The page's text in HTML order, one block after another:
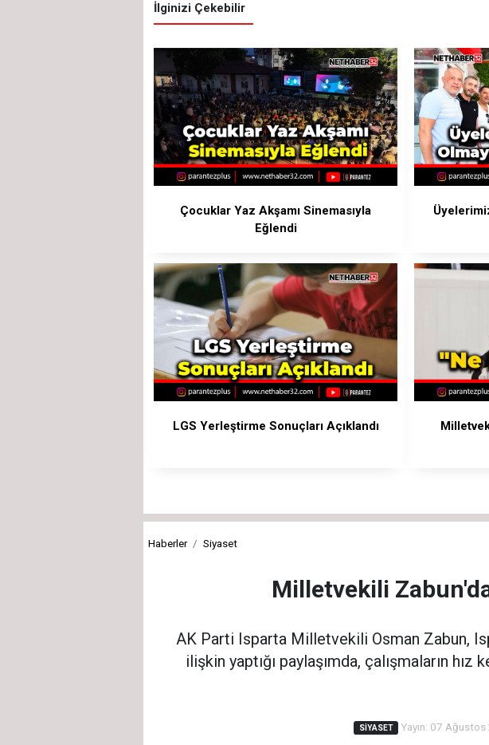
İlginizi Çekebilir
Çocuklar Yaz Akşamı Sinemasıyla
Eğlendi
LGS Yerleştirme Sonuçları Açıklandı
Haberler Siyaset
Milletvekili
AK Parti Isparta Milletvekili Osman Zabun,
ilişkin yaptığı paylaşımda, çalışmaların
SIYASET Yayın: 07